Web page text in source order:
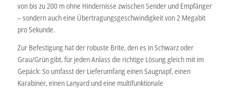
von bis zu 200 m ohne Hindernisse zwischen Sender und Empfänger
– sondern auch eine Übertragungsgeschwindigkeit von 2 Megabit
pro Sekunde.
Zur Befestigung hat der robuste Brite, den es in Schwarz oder
Grau/Grün gibt, für jeden Anlass die richtige Lösung gleich mit im
Gepäck: So umfasst der Lieferumfang einen Saugnapf, einen
Karabiner, einen Lanyard und eine multifunktionale